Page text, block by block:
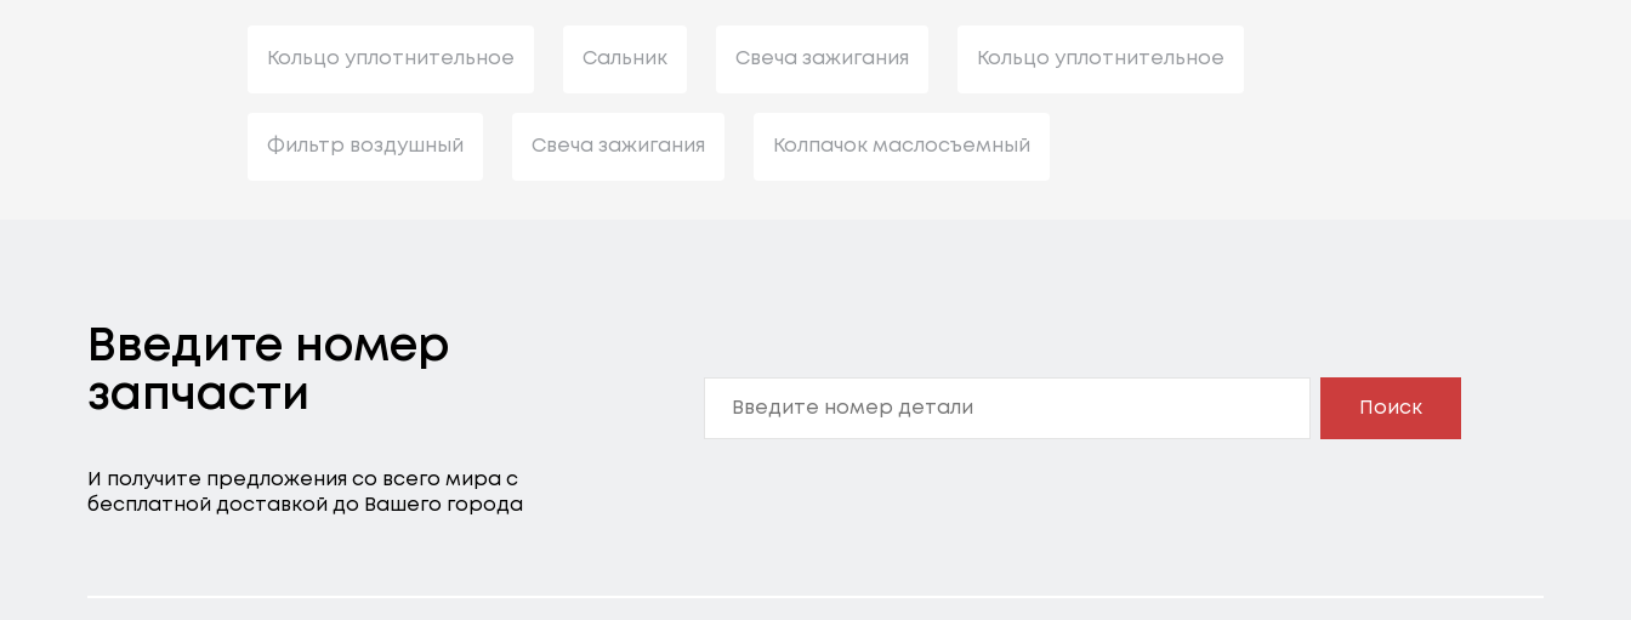
Кольцо уплотнительное Сальник Свеча зажигания Кольцо уплотнительное
Фильтр воздушный Свеча зажигания Колпачок маслосъемный
Введите номер
запчасти
И получите предложения со всего мира с
бесплатной доставкой до Вашего города
Поиск